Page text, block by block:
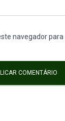
navegador